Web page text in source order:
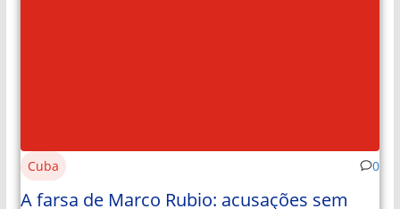
Cuba 0
A farsa de Marco Rubio: acusações sem